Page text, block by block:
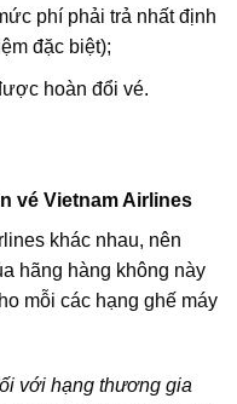
phí phải trả nhất định
đặc biệt);
hoàn đổi vé.
vé Vietnam Airlines
khác nhau, nên
hãng hàng không này
mỗi các hạng ghế máy
với hạng thương gia